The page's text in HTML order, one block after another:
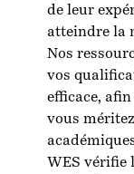
de leur
atteindre la
Nos
vos
efficace,
vous
WES vérifie